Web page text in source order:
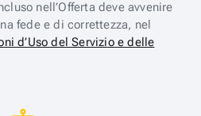
nell’Offerta deve avvenire
fede e di correttezza, nel
d’Uso del Servizio e delle